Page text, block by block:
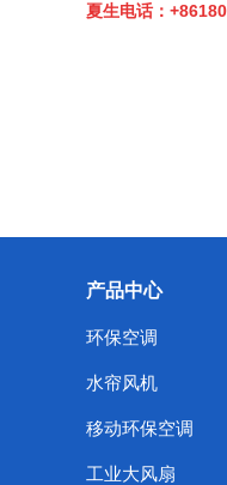
夏生电话：
产品中心
环保空调
水帘风机
移动环保空调
工业大风扇